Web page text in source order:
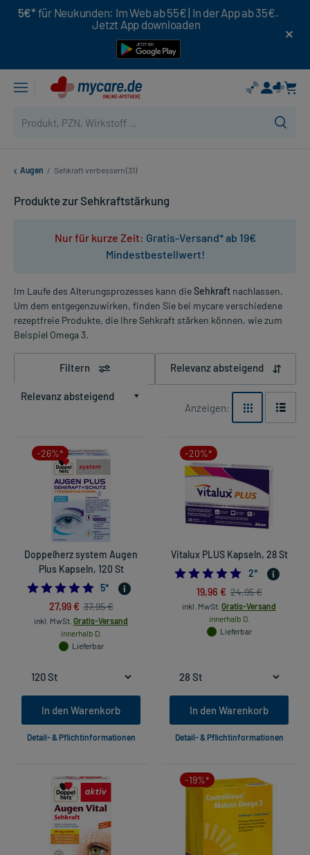
5€* für Neukunden: Im Web ab 55€ | In der App ab 35€.
Jetzt App downloaden
Augen / Sehkraft verbessern (31)
Produkte zur Sehkraftstärkung
Nur für kurze Zeit: Gratis-Versand* ab 19€
Mindestbestellwert!
Im Laufe des Alterungsprozesses kann dieSehkraft nachlassen.
Um dem entgegenzuwirken, finden Sie bei mycare verschiedene
rezeptfreie Produkte, die Ihre Sehkraft stärken können, wie zum
Beispiel Omega 3.
Filtern Relevanz absteigend
Relevanz absteigend
Anzeigen:
-26%*
Doppelherz system Augen
Plus Kapseln, 120 St
5.0
5*
27,99 € 37,95 €
inkl. MwSt. Gratis-Versand
innerhalb D.
Lieferbar
In den Warenkorb
Detail- & Pflichtinformationen
-20%*
Vitalux PLUS Kapseln, 28 St
5.0
2*
19,96 € 24,95 €
inkl. MwSt. Gratis-Versand
innerhalb D.
Lieferbar
In den Warenkorb
Detail- & Pflichtinformationen
-19%*